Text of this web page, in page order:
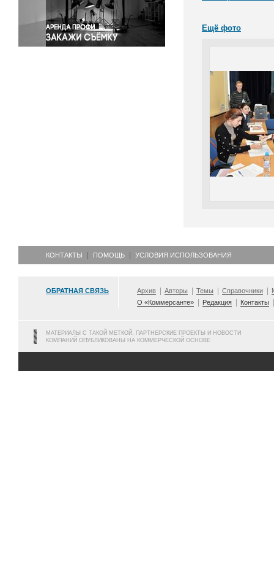
Экология
Экономика и бизнес
Ещё фото
КОНТАКТЫ ПОМОЩЬ УСЛОВИЯ ИСПОЛЬЗОВАНИЯ
ОБРАТНАЯ СВЯЗЬ Архив Авторы Темы Справочники
О «Коммерсанте»
Редакция Контакты
МАТЕРИАЛЫ С ТАКОЙ МЕТКОЙ, ПАРТНЕРСКИЕ ПРОЕКТЫ И НОВОСТИ
КОМПАНИЙ ОПУБЛИКОВАНЫ НА КОММЕРЧЕСКОЙ ОСНОВЕ